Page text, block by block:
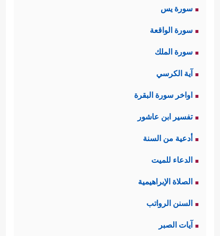
سورة يس
سورة الواقعة
سورة الملك
آية الكرسي
اواخر سورة البقرة
تفسير ابن عاشور
أدعية من السنة
الدعاء للميت
الصلاة الإبراهيمية
السنن الرواتب
آيات الصبر